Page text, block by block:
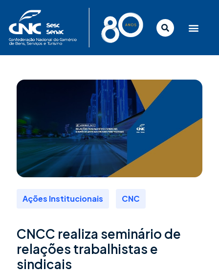
conteúdo
Ações Institucionais CNC
CNCC realiza seminário de
relações trabalhistas e
sindicais